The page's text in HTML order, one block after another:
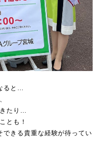
ると…
たり…
とも！
できる貴重な経験が待ってい